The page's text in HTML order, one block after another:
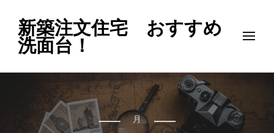
新築注文住宅 おすすめ
洗面台！
月